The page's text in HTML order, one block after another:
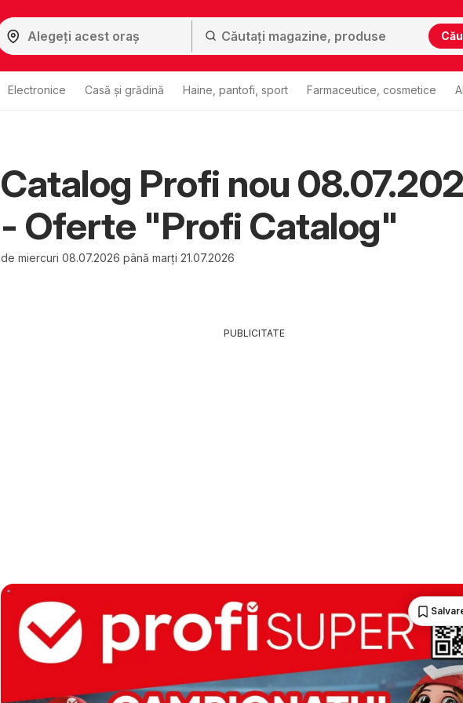
Electronice Casă și grădină Haine, pantofi, sport Farmaceutice, cosmetice
Catalog Profi nou
- Oferte "Profi Catalog"
de miercuri 08.07.2026 până marți 21.07.2026
PUBLICITATE